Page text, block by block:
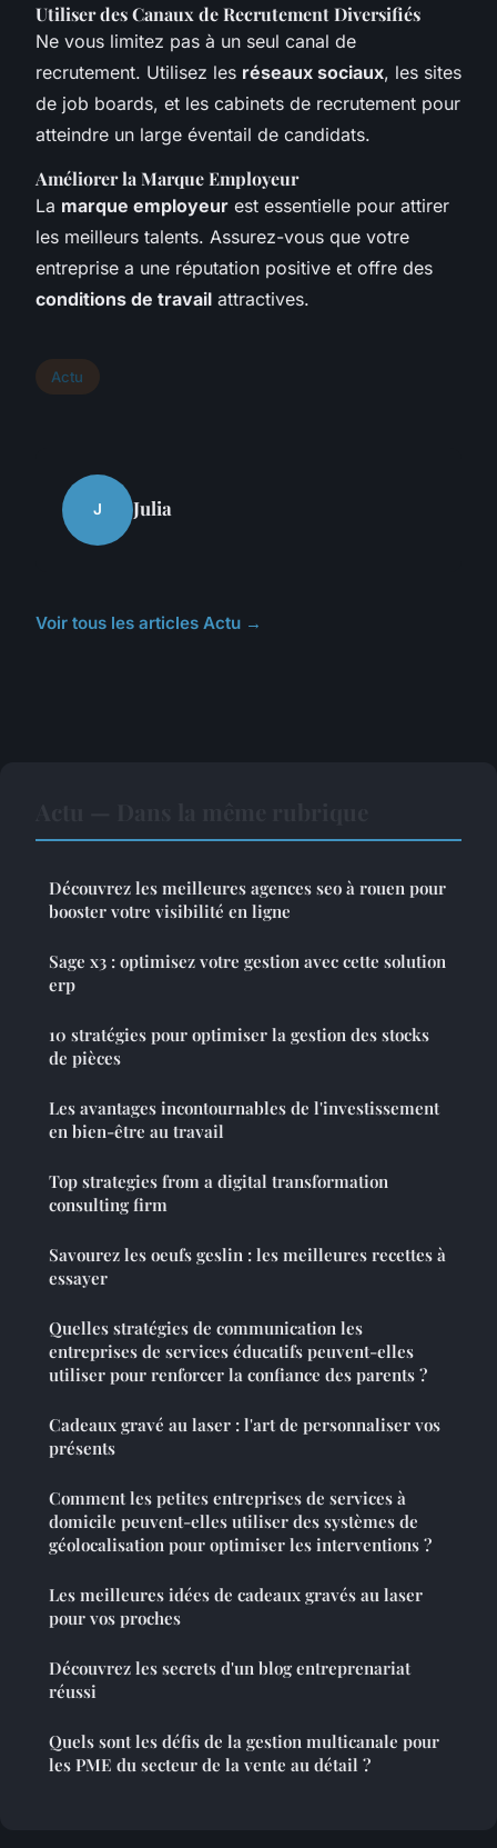
Utiliser des Canaux de Recrutement Diversifiés
Ne vous limitez pas à un seul canal de
recrutement. Utilisez les réseaux sociaux, les sites
de job boards, et les cabinets de recrutement pour
atteindre un large éventail de candidats.
Améliorer la Marque Employeur
La marque employeur est essentielle pour attirer
les meilleurs talents. Assurez-vous que votre
entreprise a une réputation positive et offre des
conditions de travail attractives.
Actu
J Julia
Voir tous les articles Actu →
Découvrez les meilleures agences seo à rouen pour
booster votre visibilité en ligne
Sage x3 : optimisez votre gestion avec cette solution
erp
10 stratégies pour optimiser la gestion des stocks
de pièces
Les avantages incontournables de l'investissement
en bien-être au travail
Top strategies from a digital transformation
consulting firm
Savourez les oeufs geslin : les meilleures recettes à
essayer
Quelles stratégies de communication les
entreprises de services éducatifs peuvent-elles
utiliser pour renforcer la confiance des parents ?
Cadeaux gravé au laser : l'art de personnaliser vos
présents
Comment les petites entreprises de services à
domicile peuvent-elles utiliser des systèmes de
géolocalisation pour optimiser les interventions ?
Les meilleures idées de cadeaux gravés au laser
pour vos proches
Découvrez les secrets d'un blog entreprenariat
réussi
Quels sont les défis de la gestion multicanale pour
les PME du secteur de la vente au détail ?